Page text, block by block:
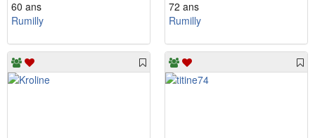
60 ans
Rumilly
72 ans
Rumilly